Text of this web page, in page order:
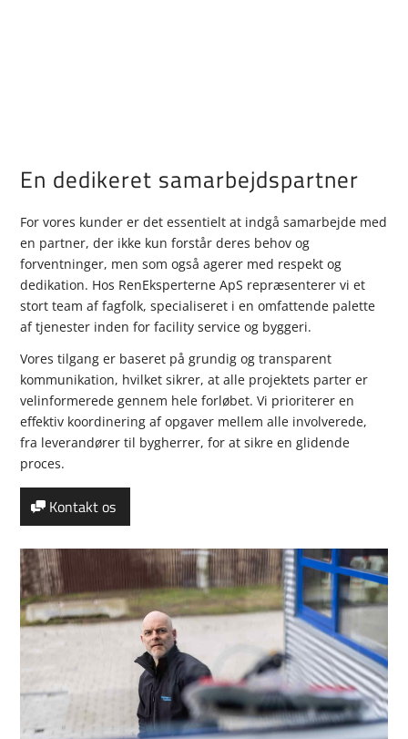
En dedikeret samarbejdspartner
For vores kunder er det essentielt at indgå samarbejde med
en partner, der ikke kun forstår deres behov og
forventninger, men som også agerer med respekt og
dedikation. Hos RenEksperterne ApS repræsenterer vi et
stort team af fagfolk, specialiseret i en omfattende palette
af tjenester inden for facility service og byggeri.
Vores tilgang er baseret på grundig og transparent
kommunikation, hvilket sikrer, at alle projektets parter er
velinformerede gennem hele forløbet. Vi prioriterer en
effektiv koordinering af opgaver mellem alle involverede,
fra leverandører til bygherrer, for at sikre en glidende
proces.
Kontakt os